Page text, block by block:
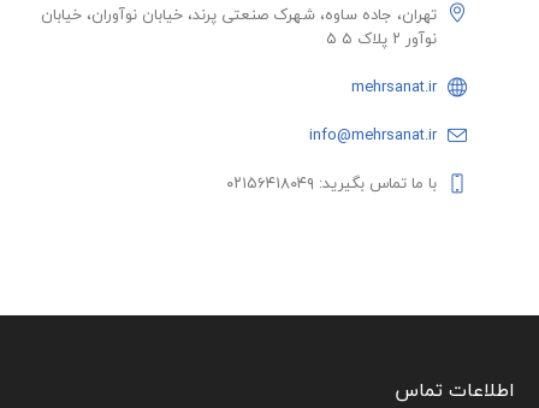
تهران، جاده ساوه، شهرک صنعتی پرند، خیابان نوآوران، خیابان
نوآور ۲ پلاک ۵ ۵
mehrsanat.ir
info@mehrsanat.ir
با ما تماس بگیرید: ۰۲۱۵۶۴۱۸۰۴۹
اطلاعات تماس